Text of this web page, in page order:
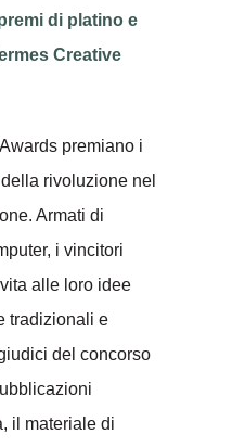
di platino e
Creative
premiano i
rivoluzione nel
Armati di
i vincitori
alle loro idee
tradizionali e
del concorso
il materiale di